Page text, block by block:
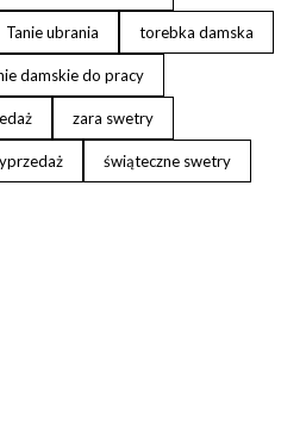
Tanie ubrania torebka damska
damskie do pracy
zara swetry
świąteczne swetry